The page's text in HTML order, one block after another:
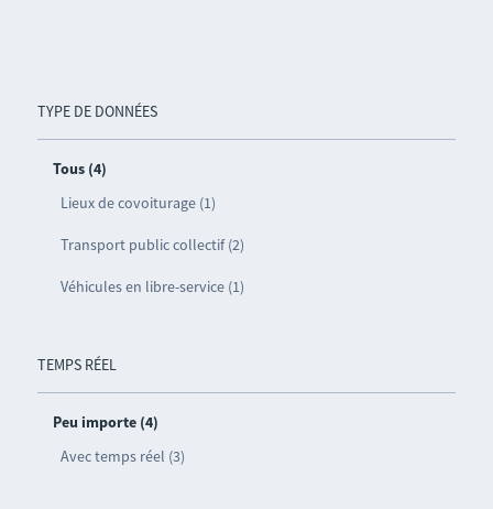
TYPE DE DONNÉES
Tous (4)
Lieux de covoiturage (1)
Transport public collectif (2)
Véhicules en libre-service (1)
TEMPS RÉEL
Peu importe (4)
Avec temps réel (3)